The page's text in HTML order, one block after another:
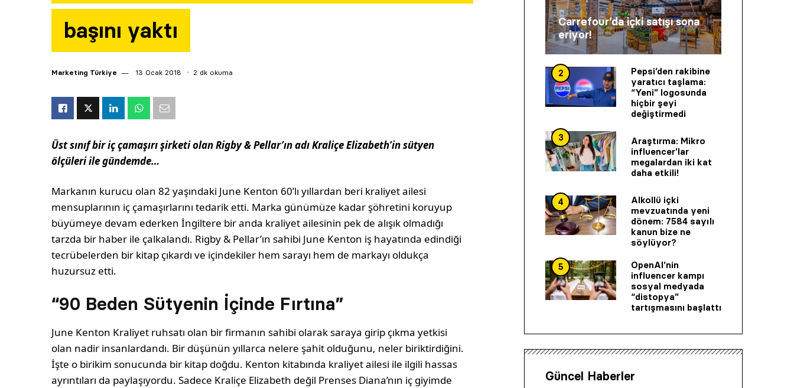
başını yaktı
Marketing Türkiye 13 Ocak 2018 2 dk okuma
Üst sınıf bir iç çamaşırı şirketi olan Rigby & Pellar’ın adı Kraliçe Elizabeth’in sütyen
ölçüleri ile gündemde…
Markanın kurucu olan 82 yaşındaki June Kenton 60’lı yıllardan beri kraliyet ailesi
mensuplarının iç çamaşırlarını tedarik etti. Marka günümüze kadar şöhretini koruyup
büyümeye devam ederken İngiltere bir anda kraliyet ailesinin pek de alışık olmadığı
tarzda bir haber ile çalkalandı. Rigby & Pellar’ın sahibi June Kenton iş hayatında edindiği
tecrübelerden bir kitap çıkardı ve içindekiler hem sarayı hem de markayı oldukça
huzursuz etti.
“90 Beden Sütyenin İçinde Fırtına”
June Kenton Kraliyet ruhsatı olan bir firmanın sahibi olarak saraya girip çıkma yetkisi
olan nadir insanlardandı. Bir düşünün yıllarca nelere şahit olduğunu, neler biriktirdiğini.
İşte o birikim sonucunda bir kitap doğdu. Kenton kitabında kraliyet ailesi ile ilgili hassas
ayrıntıları da paylaşıyordu. Sadece Kraliçe Elizabeth değil Prenses Diana’nın iç giyimde
Carrefour’da içki satışı sona
eriyor!
2
Pepsi’den rakibine
yaratıcı taşlama:
“Yeni” logosunda
hiçbir şeyi
değiştirmedi
3
Araştırma: Mikro
influencer’lar
megalardan iki kat
daha etkili!
4
Alkollü içki
mevzuatında yeni
dönem: 7584 sayılı
kanun bize ne
söylüyor?
5
OpenAI’nin
influencer kampı
sosyal medyada
“distopya”
tartışmasını başlattı
Güncel Haberler